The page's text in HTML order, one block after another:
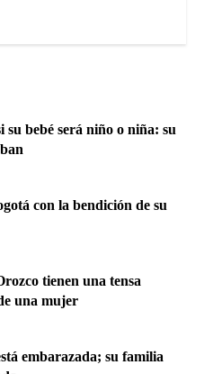
bebé será niño o niña: su
con la bendición de su
tienen una tensa
una mujer
embarazada; su familia